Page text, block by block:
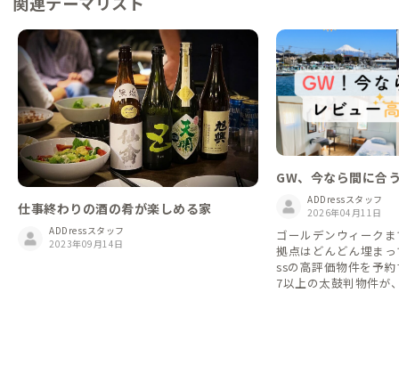
仕事終わりの酒の肴が楽しめる家
ADDressスタッフ
2023年09月14日
GW、今なら間に合
の家18選ADDressスタッフ
2026年04月11日
ゴールデンウィーク
拠点はどんどん埋ま
ssの高評価物件を予
7以上の太鼓判物件が